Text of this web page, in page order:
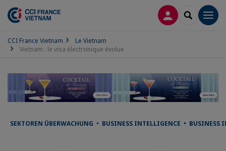
CONNEXION
CCI France Vietnam
Le Vietnam
Vietnam : le visa électronique évolue
SEKTOREN ÜBERWACHUNG • BUSINESS INTELLIGENCE • BUSINESS